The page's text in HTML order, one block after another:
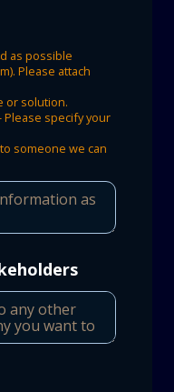
as possible
Please attach
or solution.
specify your
someone we can